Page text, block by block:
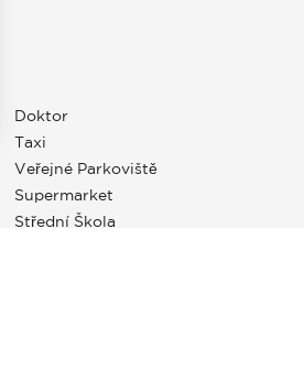
Doktor
Taxi
Veřejné Parkoviště
Supermarket
Střední Škola
soukromí, čímž zajišťuje